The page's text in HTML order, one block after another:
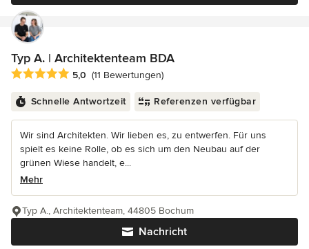
Typ A. | Architektenteam BDA
Durchschnittliche Bewertung: 5 von 5 Sternen
5,0 (11 Bewertungen)
Schnelle Antwortzeit Referenzen verfügbar
Wir sind Architekten. Wir lieben es, zu entwerfen. Für uns
spielt es keine Rolle, ob es sich um den Neubau auf der
grünen Wiese handelt, e...
Mehr
Nachricht
Typ A., Architektenteam, 44805 Bochum